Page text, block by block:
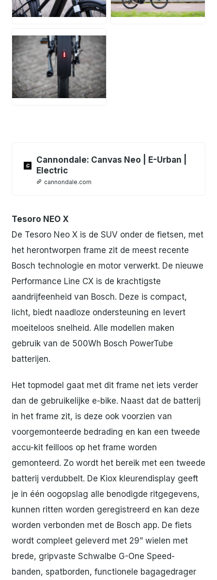
JPG JPG
JPG
Cannondale: Canvas Neo | E-Urban |
Electric
cannondale.com
Tesoro NEO X
De Tesoro Neo X is de SUV onder de fietsen, met
het herontworpen frame zit de meest recente
Bosch technologie en motor verwerkt. De nieuwe
Performance Line CX is de krachtigste
aandrijfeenheid van Bosch. Deze is compact,
licht, biedt naadloze ondersteuning en levert
moeiteloos snelheid. Alle modellen maken
gebruik van de 500Wh Bosch PowerTube
batterijen.
Het topmodel gaat met dit frame net iets verder
dan de gebruikelijke e-bike. Naast dat de batterij
in het frame zit, is deze ook voorzien van
voorgemonteerde bedrading en kan een tweede
accu-kit feilloos op het frame worden
gemonteerd. Zo wordt het bereik met een tweede
batterij verdubbelt. De Kiox kleurendisplay geeft
je in één oogopslag alle benodigde ritgegevens,
kunnen ritten worden geregistreerd en kan deze
worden verbonden met de Bosch app. De fiets
wordt compleet geleverd met 29” wielen met
brede, gripvaste Schwalbe G-One Speed-
banden, spatborden, functionele bagagedrager